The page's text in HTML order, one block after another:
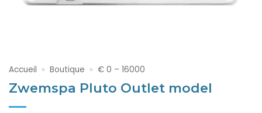
Accueil » Boutique » € 0 – 16000
Zwemspa Pluto Outlet model